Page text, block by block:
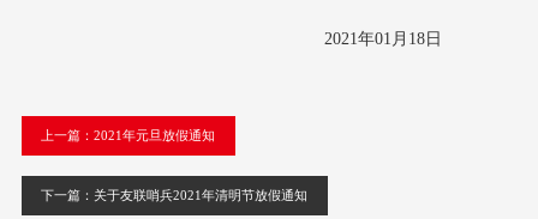
2021年01月18日
上一篇：2021年元旦放假通知
下一篇：关于友联哨兵2021年清明节放假通知